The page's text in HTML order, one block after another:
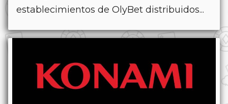
establecimientos de OlyBet distribuidos...